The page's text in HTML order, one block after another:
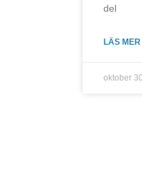
del
LÄS MER
oktober